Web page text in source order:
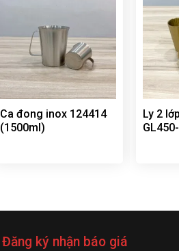
Ca đong inox 124414
(1500ml)
Ly 2
Đăng ký nhận báo giá